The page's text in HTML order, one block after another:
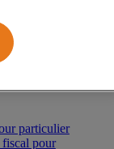
particulier
pour